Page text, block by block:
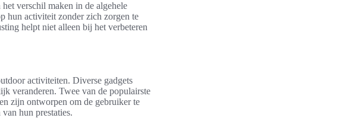
verschil maken in de algehele
hun activiteit zonder zich zorgen te
helpt niet alleen bij het verbeteren
activiteiten. Diverse gadgets
veranderen. Twee van de populairste
zijn ontworpen om de gebruiker te
hun prestaties.